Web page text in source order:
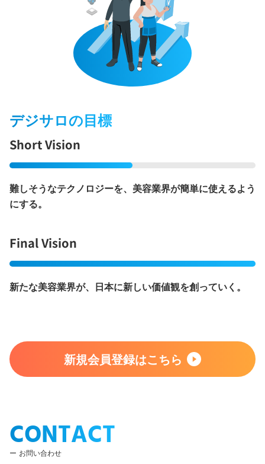
デジサロの目標
Short Vision
難しそうなテクノロジーを、美容業界が簡単に使えるよう
にする。
Final Vision
新たな美容業界が、日本に新しい価値観を創っていく。
新規会員登録はこちら
CONTACT
お問い合わせ